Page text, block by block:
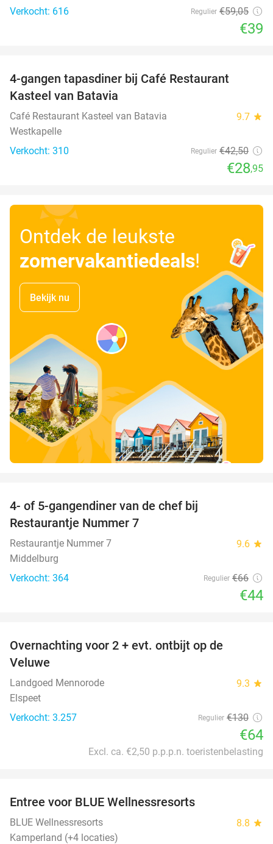
Verkocht: 616 Regulier €59,05
€39
4-gangen tapasdiner bij Café Restaurant
Kasteel van Batavia
Café Restaurant Kasteel van Batavia 9.7 star
Westkapelle
Verkocht: 310
Regulier €42,50
€28,95
Ontdek de leukste
zomervakantiedeals!
Bekijk nu
4- of 5-gangendiner van de chef bij
Restaurantje Nummer 7
Restaurantje Nummer 7 9.6 star
Middelburg
Verkocht: 364
Regulier €66
€44
Overnachting voor 2 + evt. ontbijt op de
Veluwe
Landgoed Mennorode 9.3 star
Elspeet
Verkocht: 3.257
Regulier €130
€64
Excl. ca. €2,50 p.p.p.n. toeristenbelasting
Entree voor BLUE Wellnessresorts
BLUE Wellnessresorts 8.8 star
Kamperland (+4 locaties)